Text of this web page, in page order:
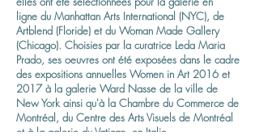
ligne du Manhattan Arts International (NYC), de
Artblend (Floride) et du Woman Made Gallery
(Chicago). Choisies par la curatrice Leda Maria
Prado, ses oeuvres ont été exposées dans le cadre
des expositions annuelles Women in Art 2016 et
2017 à la galerie Ward Nasse de la ville de
New York ainsi qu'à la Chambre du Commerce de
Montréal, du Centre des Arts Visuels de Montréal
et à la galerie du Vatican, en Italie.